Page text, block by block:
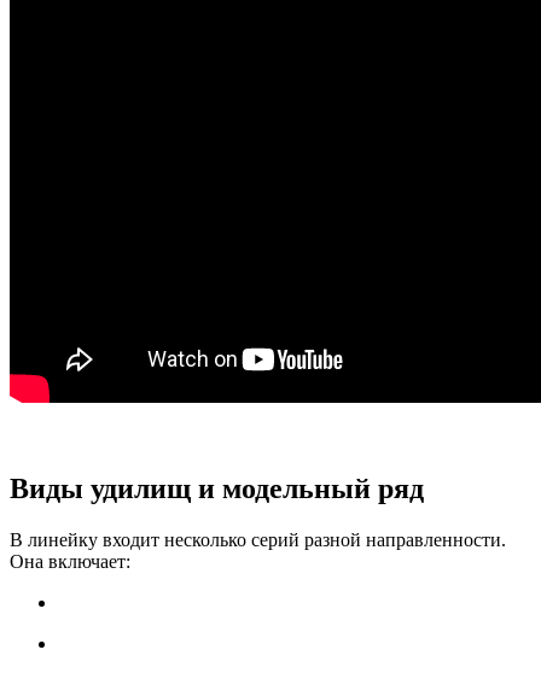
Виды удилищ и модельный ряд
В линейку входит несколько серий разной направленности.
Она включает: